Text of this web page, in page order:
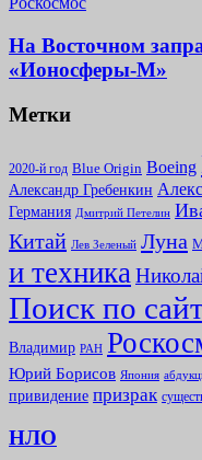
На Восточном
«Ионосферы-М»
Метки
2020-й год Blue Origin Boeing
Александр Гребенкин
Германия Дмитрий Петелин
Китай Лев Зеленый Луна
и техника
Поиск по
Владимир РАН
Юрий Борисов Япония
привидение призрак
НЛО